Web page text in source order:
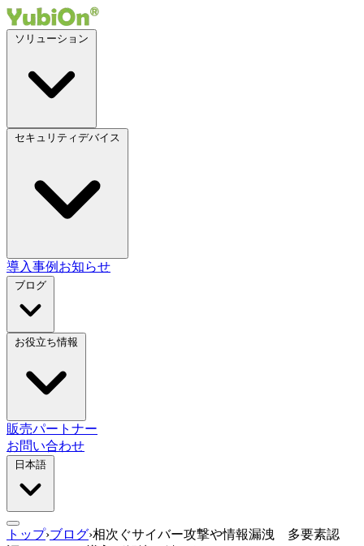
導入事例 お知らせ
販売パートナー
お問い合わせ
トップ›ブログ›相次ぐサイバー攻撃や情報漏洩 多要素認